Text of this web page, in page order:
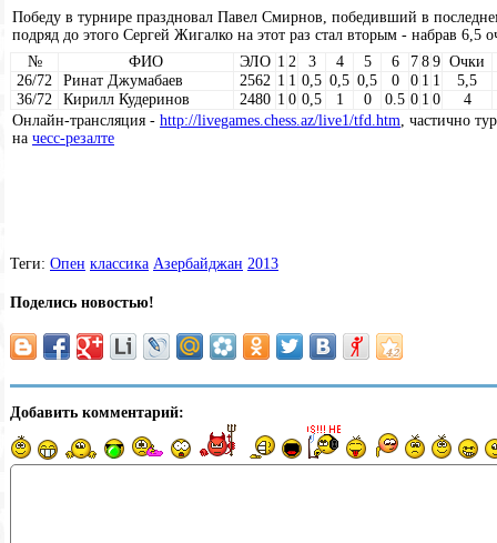
Победу в турнире праздновал Павел Смирнов, победивший в
подряд до этого Сергей Жигалко на этот раз стал вторым - набрав
№
ФИО ЭЛО 1 2 3 4 5 6 7 8 9 Очки
26/72
Ринат Джумабаев 2562 1 1 0,5 0,5 0,5 0 0 1 1
5,5
36/72
Кирилл Кудеринов 2480 1 0 0,5 1 0 0.5 0 1 0
4
Онлайн-трансляция - http://livegames.chess.az/live1/tfd.htm, частично
на чесс-резалте
Теги: Опен классика Азербайджан 2013
Поделись новостью!
Добавить комментарий: